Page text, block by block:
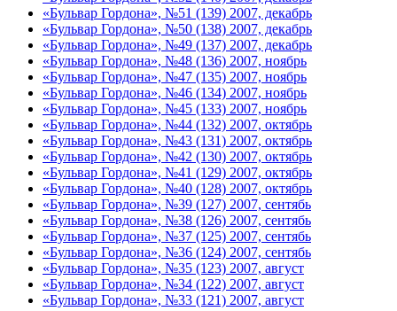
«Бульвар Гордона», №51 (139) 2007, декабрь
«Бульвар Гордона», №50 (138) 2007, декабрь
«Бульвар Гордона», №49 (137) 2007, декабрь
«Бульвар Гордона», №48 (136) 2007, ноябрь
«Бульвар Гордона», №47 (135) 2007, ноябрь
«Бульвар Гордона», №46 (134) 2007, ноябрь
«Бульвар Гордона», №45 (133) 2007, ноябрь
«Бульвар Гордона», №44 (132) 2007, октябрь
«Бульвар Гордона», №43 (131) 2007, октябрь
«Бульвар Гордона», №42 (130) 2007, октябрь
«Бульвар Гордона», №41 (129) 2007, октябрь
«Бульвар Гордона», №40 (128) 2007, октябрь
«Бульвар Гордона», №39 (127) 2007, сентябь
«Бульвар Гордона», №38 (126) 2007, сентябь
«Бульвар Гордона», №37 (125) 2007, сентябь
«Бульвар Гордона», №36 (124) 2007, сентябь
«Бульвар Гордона», №35 (123) 2007, август
«Бульвар Гордона», №34 (122) 2007, август
«Бульвар Гордона», №33 (121) 2007, август